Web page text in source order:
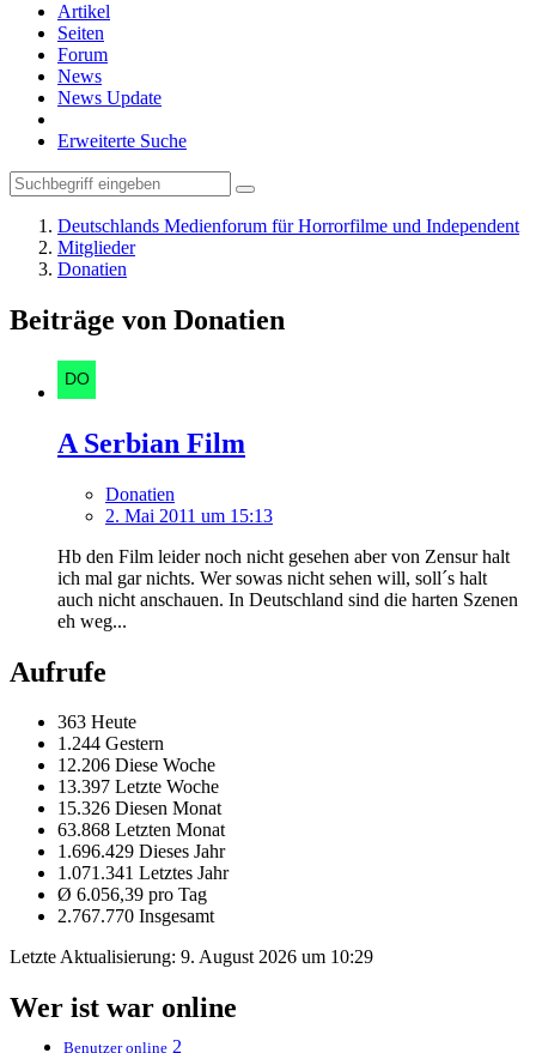
Artikel
Seiten
Forum
News
News Update
Erweiterte Suche
Deutschlands Medienforum für Horrorfilme und Independent
Mitglieder
Donatien
Beiträge von Donatien
A Serbian Film
Donatien
2. Mai 2011 um 15:13
Hb den Film leider noch nicht gesehen aber von Zensur halt
ich mal gar nichts. Wer sowas nicht sehen will, soll´s halt
auch nicht anschauen. In Deutschland sind die harten Szenen
eh weg...
Aufrufe
363 Heute
1.244 Gestern
12.206 Diese Woche
13.397 Letzte Woche
15.326 Diesen Monat
63.868 Letzten Monat
1.696.429 Dieses Jahr
1.071.341 Letztes Jahr
Ø 6.056,39 pro Tag
2.767.770 Insgesamt
Letzte Aktualisierung: 9. August 2026 um 10:29
Wer ist war online
Benutzer online 2